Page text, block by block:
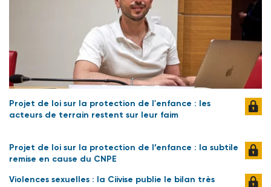
Projet de loi sur la protection de l'enfance : les
acteurs de terrain restent sur leur faim
Projet de loi sur la protection de l’enfance : la subtile
remise en cause du CNPE
Violences sexuelles : la Ciivise publie le bilan très